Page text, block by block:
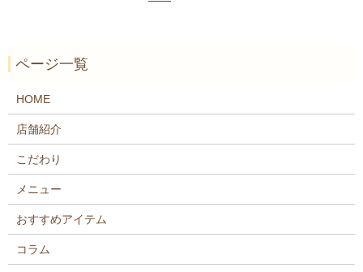
ページ一覧
HOME
店舗紹介
こだわり
メニュー
おすすめアイテム
コラム